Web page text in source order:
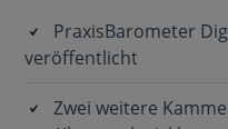
PraxisBarometer
veröffentlicht
Zwei weitere